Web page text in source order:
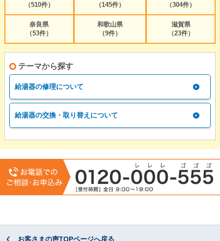
（510件）
（145件）
（304件）
奈良県
（53件）
和歌山県
（9件）
滋賀県
（23件）
テーマから探す
給湯器の修理について
給湯器の交換・取り替えについて
お客さまの声TOPページへ戻る